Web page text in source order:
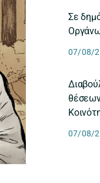
Σε
07/08/
07/08/